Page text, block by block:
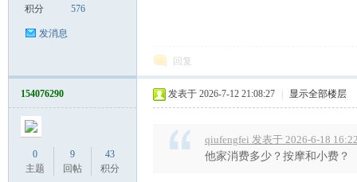
积分 576
发消息
回复
154076290
0
主题
9
回帖
43
积分
发表于 2026-7-12 21:08:27 显示全部楼层
qiufengfei 发表于 2026-6-18
他家消费多少？按摩和小费？